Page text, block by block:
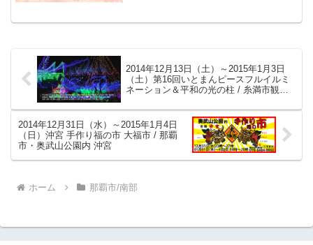
2014年12月13日（土）～2015年1月3日
（土）第16回いとまんピースフルイルミ
ネーション＆平和の光の柱 / 糸満市観光
2014年12月31日（水）～2015年1月4日
（日）沖宮 手作り福の市 大福市 / 那覇
市・奥武山公園内 沖宮
ホーム 那覇市/南部